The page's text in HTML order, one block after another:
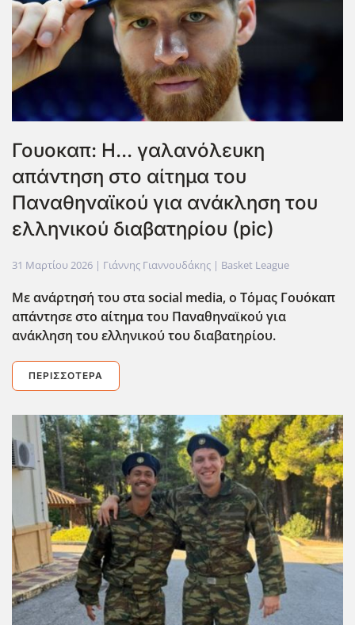
Γουοκαπ: Η... γαλανόλευκη
απάντηση στο αίτημα του
Παναθηναϊκού για ανάκληση του
ελληνικού διαβατηρίου (pic)
31 Μαρτίου 2026 | Γιάννης Γιαννουδάκης | Basket League
Με ανάρτησή του στα social media, ο Τόμας Γουόκαπ
απάντησε στο αίτημα του Παναθηναϊκού για
ανάκληση του ελληνικού του διαβατηρίου.
ΠΕΡΙΣΣΌΤΕΡΑ